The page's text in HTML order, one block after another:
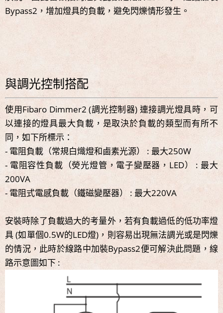
Bypass2，增加燈具的負載，避免閃爍情形發生。
與調光控制搭配
使用Fibaro Dimmer2 (調光控制器) 連接調光燈具時，可
以連接的燈具最大負載，是取決於負載的類型而有所不
同，如下所標示：
- 電阻負載（常規白熾燈和鹵素光源） : 最大250W
- 電阻容性負載（熒光燈管，電子變壓器，LED） : 最大
200VA
- 電阻式電感負載（鐵磁變壓器） : 最大220VA
安裝時除了負載過大的考量外，若有負載過低的低功率燈
具 (如單個0.5W的LED燈)，則容易出現無法調光或是閃爍
的情況，此時於線路中加裝Bypass2便可解決此問題，線
路示意圖如下 :